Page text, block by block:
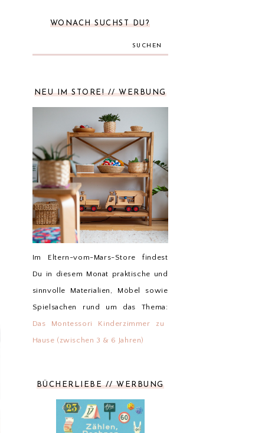
WONACH SUCHST DU?
SUCHEN
NEU IM STORE! // WERBUNG
Im Eltern-vom-Mars-Store findest
Du in diesem Monat praktische und
sinnvolle Materialien, Möbel sowie
Spielsachen rund um das Thema:
Das Montessori Kinderzimmer zu
Hause (zwischen 3 & 6 Jahren)
BÜCHERLIEBE // WERBUNG